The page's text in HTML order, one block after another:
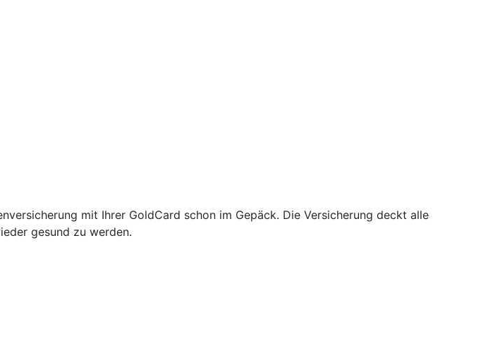
mit Ihrer GoldCard schon im Gepäck. Die Versicherung deckt alle
gesund zu werden.